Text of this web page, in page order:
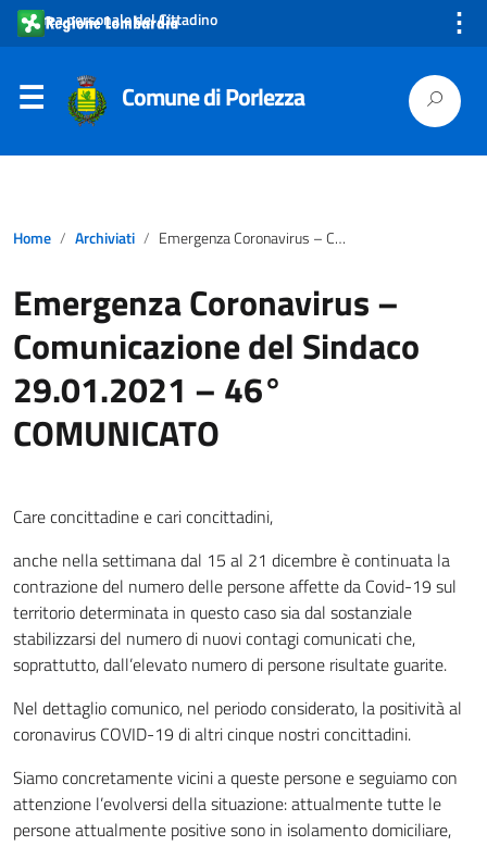
Area personale del Cittadino ⋮
Comune di Porlezza
Home Archiviati Emergenza Coronavirus – Comunicazione del Sindaco 29.01.2021 – 46° COMUNICATO
Emergenza Coronavirus –
Comunicazione del Sindaco
29.01.2021 – 46°
COMUNICATO
Care concittadine e cari concittadini,
anche nella settimana dal 15 al 21 dicembre è continuata la
contrazione del numero delle persone affette da Covid-19 sul
territorio determinata in questo caso sia dal sostanziale
stabilizzarsi del numero di nuovi contagi comunicati che,
soprattutto, dall’elevato numero di persone risultate guarite.
Nel dettaglio comunico, nel periodo considerato, la positività al
coronavirus COVID-19 di altri cinque nostri concittadini.
Siamo concretamente vicini a queste persone e seguiamo con
attenzione l’evolversi della situazione: attualmente tutte le
persone attualmente positive sono in isolamento domiciliare,